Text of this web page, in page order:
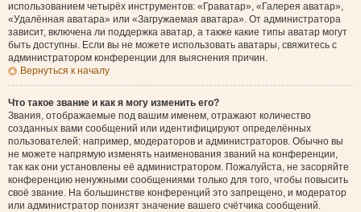
использованием четырёх инструментов: «Граватар», «Галерея аватар»,
«Удалённая аватара» или «Загружаемая аватара». От администратора
зависит, включена ли поддержка аватар, а также какие типы аватар могут
быть доступны. Если вы не можете использовать аватары, свяжитесь с
администратором конференции для выяснения причин.
Вернуться к началу
Что такое звание и как я могу изменить его?
Звания, отображаемые под вашим именем, отражают количество
созданных вами сообщений или идентифицируют определённых
пользователей: например, модераторов и администраторов. Обычно вы
не можете напрямую изменять наименования званий на конференции,
так как они установлены её администратором. Пожалуйста, не засоряйте
конференцию ненужными сообщениями только для того, чтобы повысить
своё звание. На большинстве конференций это запрещено, и модератор
или администратор понизят значение вашего счётчика сообщений.